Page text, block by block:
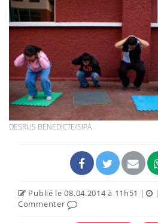
DESRUS BENEDICTE/SIPA
Publié le 08.04.2014 à 11h51 | |
Commenter